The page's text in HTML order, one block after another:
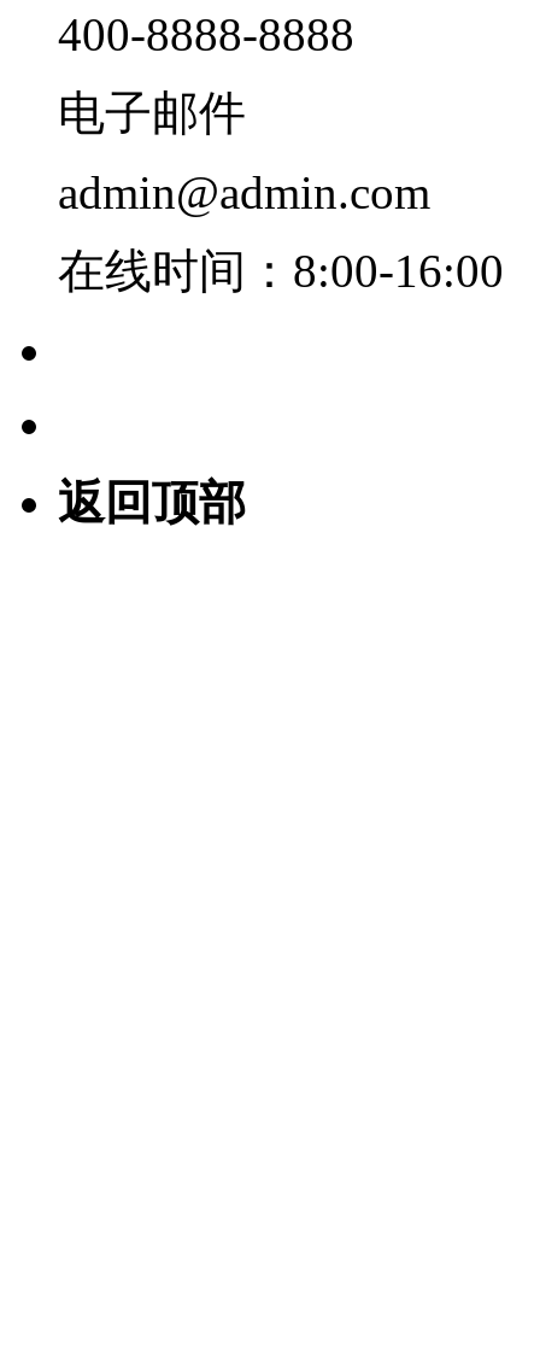
400-8888-8888
电子邮件
admin@admin.com
在线时间：8:00-16:00
返回顶部